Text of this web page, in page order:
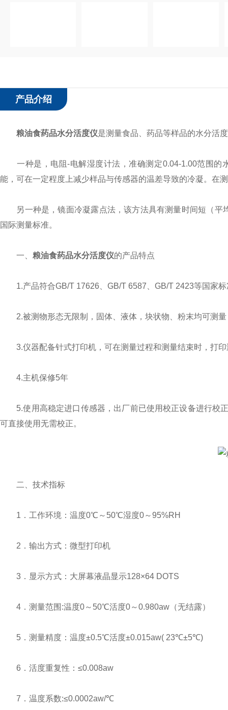
产品介绍
粮油食药品水分活度仪是测量食品、药品等样品的水分活
一种是，电阻-电解湿度计法，准确测定0.04-1.00范围的
能，可在一定程度上减少样品与传感器的温差导致的冷凝。在
另一种是，镜面冷凝露点法，该方法具有测量时间短（平
国际测量标准。
一、 粮油食药品水分活度仪的产品特点
1.产品符合GB/T 17626、GB/T 6587、GB/T 2423等国家标
2.被测物形态无限制，固体、液体，块状物、粉末均可测量
3.仪器配备针式打印机，可在测量过程和测量结束时，打印
4.主机保修5年
5.使用高稳定进口传感器，出厂前已使用校正设备进行校
可直接使用无需校正。
二、技术指标
1．工作环境：温度0℃～50℃湿度0～95%RH
2．输出方式：微型打印机
3．显示方式：大屏幕液晶显示128×64 DOTS
4．测量范围:温度0～50℃活度0～0.980aw（无结露）
5．测量精度：温度±0.5℃活度±0.015aw( 23℃±5℃)
6．活度重复性：≤0.008aw
7．温度系数:≤0.0002aw/℃